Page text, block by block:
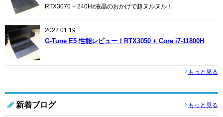
RTX3070 + 240Hz液晶のおかげで超ヌルヌル！
2022.01.19
G-Tune E5 性能レビュー！RTX3050 + Core i7-11800H
もっと見る
新着ブログ もっと見る